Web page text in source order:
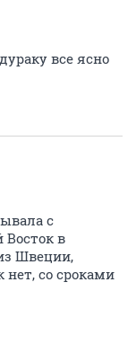
все ясно
с
в
Швеции,
нет, со сроками